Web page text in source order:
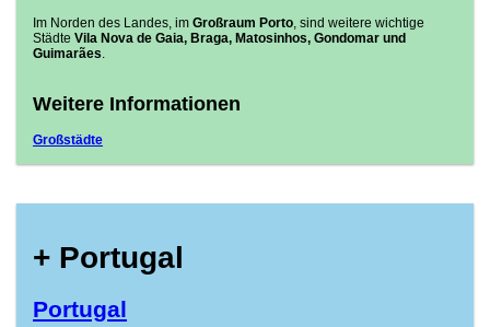
Im Norden des Landes, im Großraum Porto, sind weitere wichtige
Städte Vila Nova de Gaia, Braga, Matosinhos, Gondomar und
Guimarães.
Weitere Informationen
Großstädte
+ Portugal
Portugal